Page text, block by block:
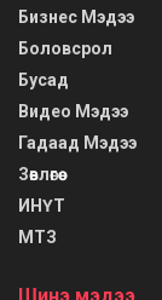
Бизнес Мэдээ
Боловсрол
Бусад
Видео Мэдээ
Гадаад Мэдээ
Зөвлөгөө
ИНҮТ
МТЗ